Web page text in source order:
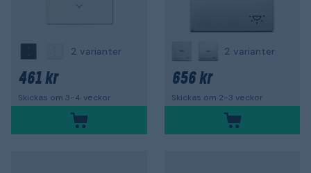
2 varianter
461 kr
Skickas om 3-4 veckor
2 varianter
656 kr
Skickas om 2-3 veckor